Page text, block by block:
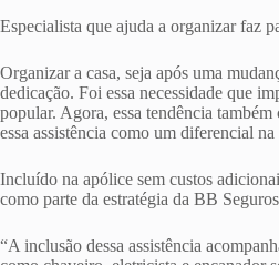
Especialista que ajuda a organizar faz
Organizar a casa, seja após uma
dedicação. Foi essa necessidade que
popular. Agora, essa tendência
essa assistência como um diferencial
Incluído na apólice sem custos
como parte da estratégia da BB
“A inclusão dessa assistência